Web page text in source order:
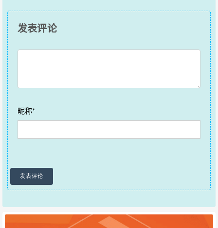
发表评论
昵称*